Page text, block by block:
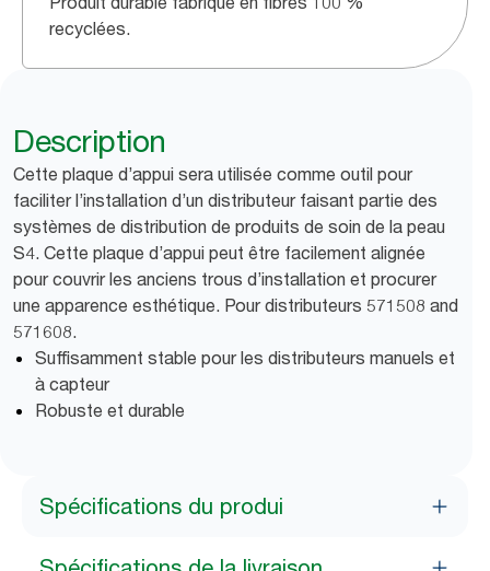
recyclées.
Description
Cette plaque d’appui sera utilisée comme outil pour
faciliter l’installation d’un distributeur faisant partie des
systèmes de distribution de produits de soin de la peau
S4. Cette plaque d’appui peut être facilement alignée
pour couvrir les anciens trous d’installation et procurer
une apparence esthétique. Pour distributeurs 571508 and
571608.
Suffisamment stable pour les distributeurs manuels et
à capteur
Robuste et durable
Spécifications du produi